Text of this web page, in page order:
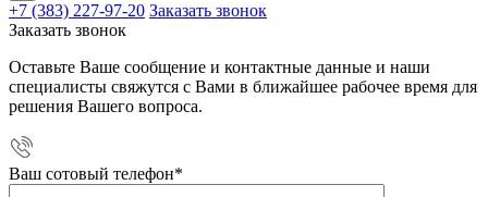
+7 (383) 227-97-20 Заказать звонок
Заказать звонок
Оставьте Ваше сообщение и контактные данные и наши
специалисты свяжутся с Вами в ближайшее рабочее время для
решения Вашего вопроса.
Ваш сотовый телефон*